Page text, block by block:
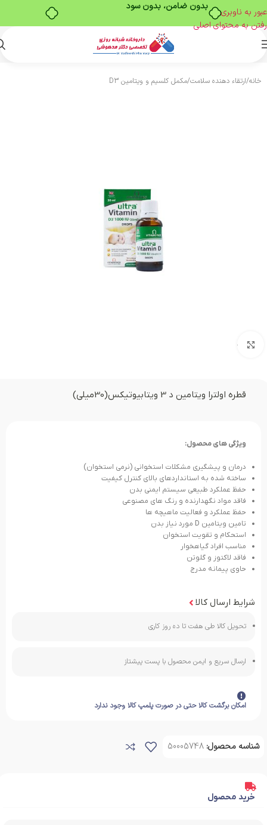
بدون ضامن، بدون سود
عبور به ناوبری
رفتن به محتوای اصلی
خانه/ارتقاء دهنده سلامت/مکمل کلسیم و ویتامین D3
بزرگنمایی تصویر
قطره اولترا ویتامین د 3 ویتابیوتیکس(30میلی)
ویژگی های محصول:
درمان و پیشگیری مشکلات استخوانی (نرمی استخوان)
ساخته شده به استانداردهای بالای کنترل کیفیت
حفظ عملکرد طبیعی سیستم ایمنی بدن
فاقد مواد نگهدارنده و رنگ های مصنوعی
حفظ عملکرد و فعالیت ماهیچه ها
تامین ویتامین D مورد نیاز بدن
استحکام و تقویت استخوان
مناسب افراد گیاهخوار
فاقد لاکتوز و گلوتن
حاوی پیمانه مدرج
شرایط ارسال کالا
تحویل کالا طی هفت تا ده روز کاری
ارسال سریع و ایمن محصول با پست پیشتاز
امکان برگشت کالا حتی در صورت پلمپ کالا وجود ندارد
شناسه محصول: 50005748
خرید محصول